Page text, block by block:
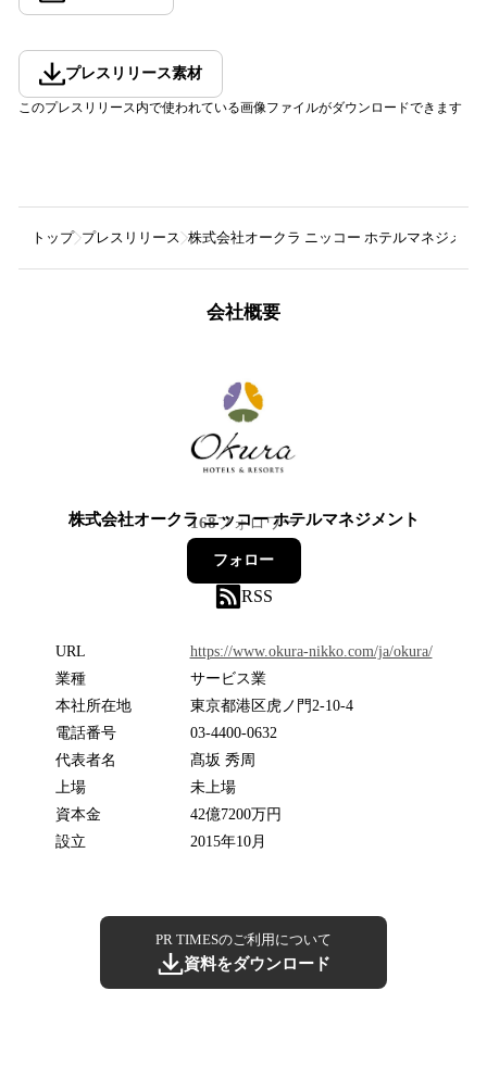
プレスリリース素材
このプレスリリース内で使われている画像ファイルがダウンロードできます
トップ プレスリリース 株式会社オークラ ニッコー ホテルマネジメン
会社概要
株式会社オークラ ニッコー ホテルマネジメント
168フォロワー
フォロー
RSS
URL
https://www.okura-nikko.com/ja/okura/
業種
サービス業
本社所在地
東京都港区虎ノ門2-10-4
電話番号
03-4400-0632
代表者名
髙坂 秀周
上場
未上場
資本金
42億7200万円
設立
2015年10月
PR TIMESのご利用について
資料をダウンロード